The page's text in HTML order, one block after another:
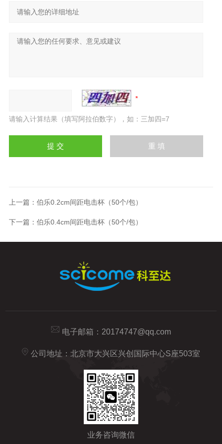
请输入计算结果（填写阿拉伯数字），如：三加四=7
上一篇： 伯乐0.2cm间距电击杯（50个/包）
下一篇： 伯乐0.4cm间距电击杯（50个/包）
电子邮箱： 20174747@qq.com
公司地址：北京市大兴区兴创国际中心S座503室
业务咨询微信